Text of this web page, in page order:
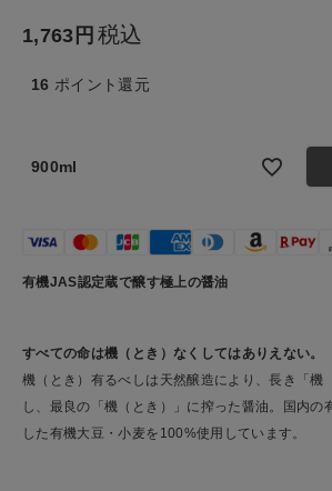
CONTENTS
特集
お問い合わせ
ショップリスト
1,763 税込
16 ポイント還元
900ml
有機JAS認定蔵で醸す極上の醤油
すべての命は機（とき）なくしてはありえない。
機（とき）有るべしは天然醸造により、長き「機
し、最良の「機（とき）」に搾った醤油。国内の
した有機大豆・小麦を100%使用しています。